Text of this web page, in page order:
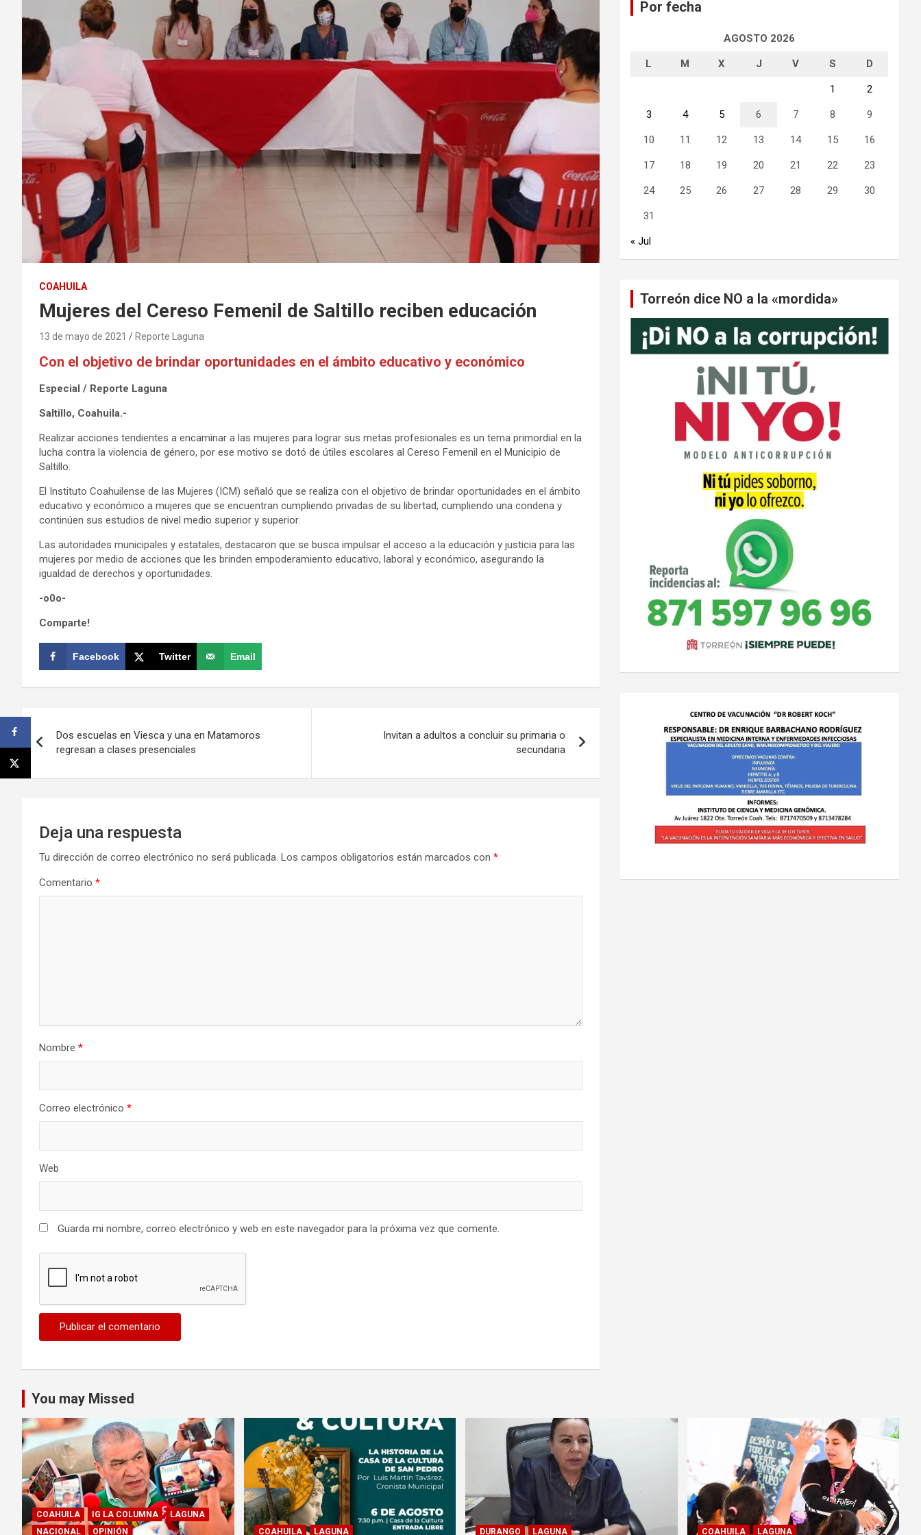
COAHUILA
Mujeres del Cereso Femenil de Saltillo reciben educación
13 de mayo de 2021 Reporte Laguna
Con el objetivo de brindar oportunidades en el ámbito educativo y económico
Especial / Reporte Laguna
Saltillo, Coahuila.-
Realizar acciones tendientes a encaminar a las mujeres para lograr sus metas profesionales es un tema primordial en la
lucha contra la violencia de género, por ese motivo se dotó de útiles escolares al Cereso Femenil en el Municipio de
Saltillo.
El Instituto Coahuilense de las Mujeres (ICM) señaló que se realiza con el objetivo de brindar oportunidades en el ámbito
educativo y económico a mujeres que se encuentran cumpliendo privadas de su libertad, cumpliendo una condena y
continúen sus estudios de nivel medio superior y superior.
Las autoridades municipales y estatales, destacaron que se busca impulsar el acceso a la educación y justicia para las
mujeres por medio de acciones que les brinden empoderamiento educativo, laboral y económico, asegurando la
igualdad de derechos y oportunidades.
-o0o-
Comparte!
Facebook Twitter Email
Navegación
de
entradas
Dos escuelas en Viesca y una en Matamoros
regresan a clases presenciales
Invitan a adultos a concluir su primaria o
secundaria
Deja una respuesta
Tu dirección de correo electrónico no será publicada. Los campos obligatorios están marcados con *
Comentario *
Nombre *
Correo electrónico *
Web
Guarda mi nombre, correo electrónico y web en este navegador para la próxima vez que comente.
Por fecha
AGOSTO 2026
L M X J V S D
1 2
3 4 5 6 7 8 9
10 11 12 13 14 15 16
17 18 19 20 21 22 23
24 25 26 27 28 29 30
31
« Jul
Torreón dice NO a la «mordida»
You may Missed
COAHUILA IG LA COLUMNA
LAGUNA
NACIONAL
OPINIÓN COAHUILA LAGUNA DURANGO LAGUNA COAHUILA LAGUNA